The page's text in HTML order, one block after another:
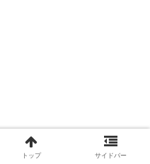
トップ サイドバー